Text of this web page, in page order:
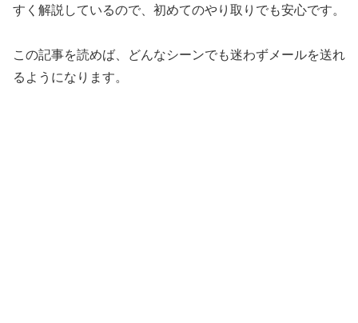
すく解説しているので、初めてのやり取りでも安心です。
この記事を読めば、どんなシーンでも迷わずメールを送れ
るようになります。